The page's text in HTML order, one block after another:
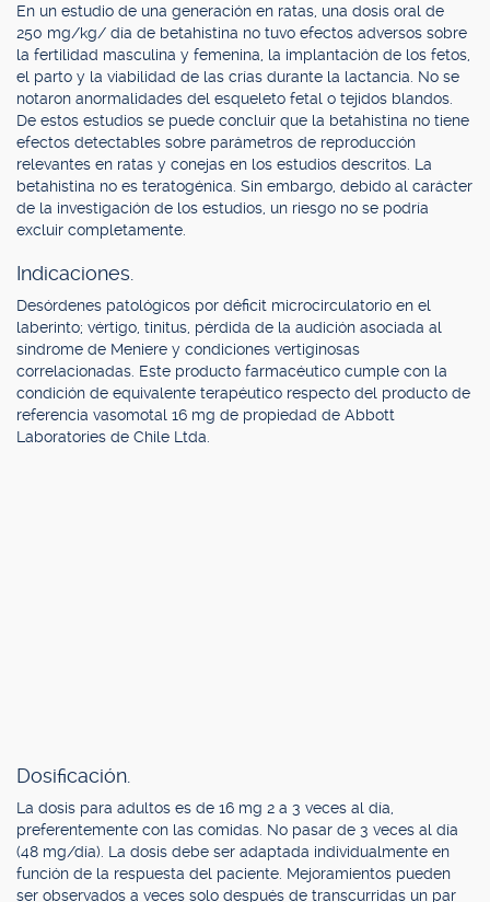
En un estudio de una generación en ratas, una dosis oral de
250 mg/kg/ día de betahistina no tuvo efectos adversos sobre
la fertilidad masculina y femenina, la implantación de los fetos,
el parto y la viabilidad de las crías durante la lactancia. No se
notaron anormalidades del esqueleto fetal o tejidos blandos.
De estos estudios se puede concluir que la betahistina no tiene
efectos detectables sobre parámetros de reproducción
relevantes en ratas y conejas en los estudios descritos. La
betahistina no es teratogénica. Sin embargo, debido al carácter
de la investigación de los estudios, un riesgo no se podría
excluir completamente.
Indicaciones.
Desórdenes patológicos por déficit microcirculatorio en el
laberinto; vértigo, tinitus, pérdida de la audición asociada al
síndrome de Meniere y condiciones vertiginosas
correlacionadas. Este producto farmacéutico cumple con la
condición de equivalente terapéutico respecto del producto de
referencia vasomotal 16 mg de propiedad de Abbott
Laboratories de Chile Ltda.
Dosificación.
La dosis para adultos es de 16 mg 2 a 3 veces al día,
preferentemente con las comidas. No pasar de 3 veces al día
(48 mg/día). La dosis debe ser adaptada individualmente en
función de la respuesta del paciente. Mejoramientos pueden
ser observados a veces solo después de transcurridas un par